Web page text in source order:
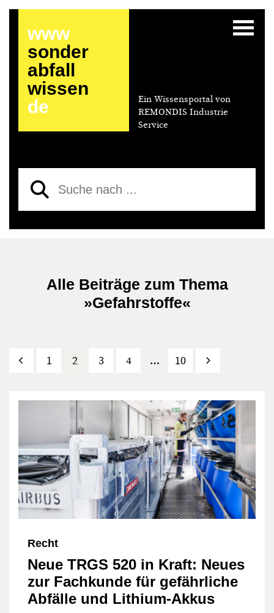
www
sonder
abfall
wissen
de
Ein Wissensportal von
REMONDIS Industrie
Service
Alle Beiträge zum Thema
»Gefahrstoffe«
Zurück 1 2 3 4 … 10 Vor
Recht
Neue TRGS 520 in Kraft: Neues
zur Fachkunde für gefährliche
Abfälle und Lithium-Akkus